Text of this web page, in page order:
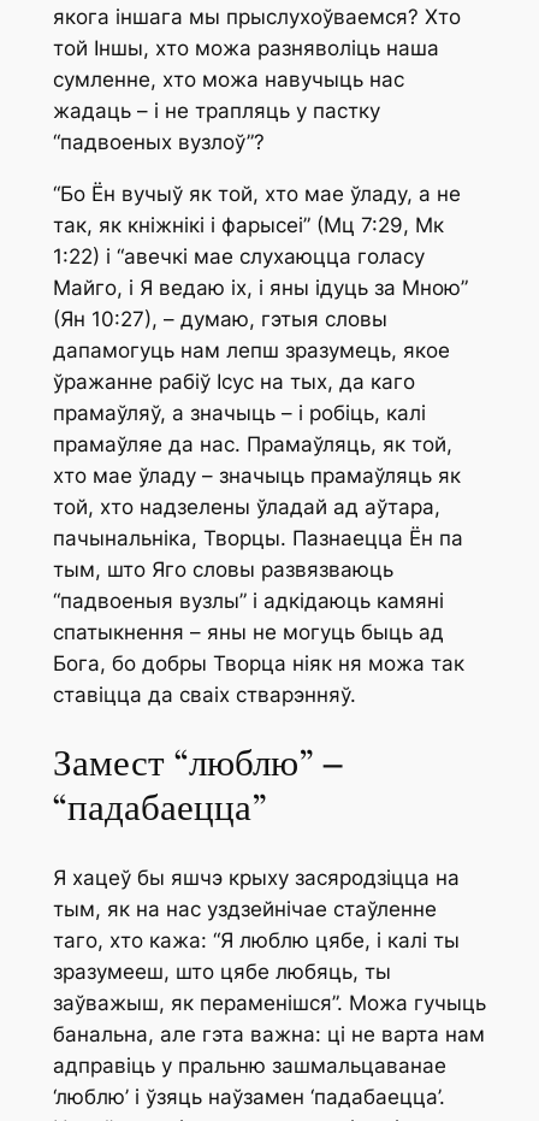
якога іншага мы прыслухоўваемся? Хто
той Іншы, хто можа разняволіць наша
сумленне, хто можа навучыць нас
жадаць – і не трапляць у пастку
“падвоеных вузлоў”?
“Бо Ён вучыў як той, хто мае ўладу, а не
так, як кніжнікі і фарысеі” (Мц 7:29, Мк
1:22) і “авечкі мае слухаюцца голасу
Майго, і Я ведаю іх, і яны ідуць за Мною”
(Ян 10:27), – думаю, гэтыя словы
дапамогуць нам лепш зразумець, якое
ўражанне рабіў Ісус на тых, да каго
прамаўляў, а значыць – і робіць, калі
прамаўляе да нас. Прамаўляць, як той,
хто мае ўладу – значыць прамаўляць як
той, хто надзелены ўладай ад аўтара,
пачынальніка, Творцы. Пазнаецца Ён па
тым, што Яго словы развязваюць
“падвоеныя вузлы” і адкідаюць камяні
спатыкнення – яны не могуць быць ад
Бога, бо добры Творца ніяк ня можа так
ставіцца да сваіх стварэнняў.
Замест “люблю” –
“падабаецца”
Я хацеў бы яшчэ крыху засяродзіцца на
тым, як на нас уздзейнічае стаўленне
таго, хто кажа: “Я люблю цябе, і калі ты
зразумееш, што цябе любяць, ты
заўважыш, як пераменішся”. Можа гучыць
банальна, але гэта важна: ці не варта нам
адправіць у пральню зашмальцаванае
‘люблю’ і ўзяць наўзамен ‘падабаецца’.